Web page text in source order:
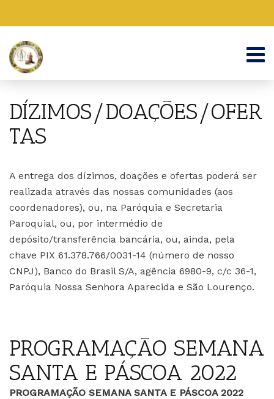
DÍZIMOS/DOAÇÕES/OFER
TAS
A entrega dos dízimos, doações e ofertas poderá ser
realizada através das nossas comunidades (aos
coordenadores), ou, na Paróquia e Secretaria
Paroquial, ou, por intermédio de
depósito/transferência bancária, ou, ainda, pela
chave PIX 61.378.766/0031-14 (número de nosso
CNPJ), Banco do Brasil S/A, agência 6980-9, c/c 36-1,
Paróquia Nossa Senhora Aparecida e São Lourenço.
PROGRAMAÇÃO SEMANA
SANTA E PÁSCOA 2022
PROGRAMAÇÃO SEMANA SANTA E PÁSCOA 2022